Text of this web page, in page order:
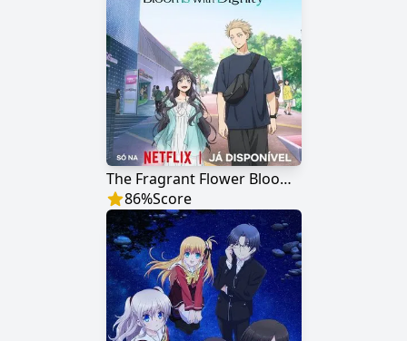
The Fragrant Flower Blooms With Dignity
86%Score